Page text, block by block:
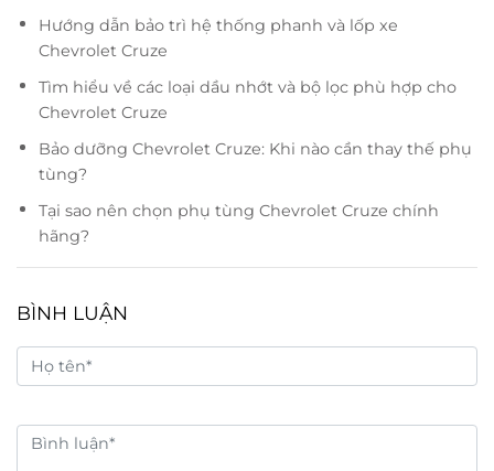
Hướng dẫn bảo trì hệ thống phanh và lốp xe
Chevrolet Cruze
Tìm hiểu về các loại dầu nhớt và bộ lọc phù hợp cho
Chevrolet Cruze
Bảo dưỡng Chevrolet Cruze: Khi nào cần thay thế phụ
tùng?
Tại sao nên chọn phụ tùng Chevrolet Cruze chính
hãng?
BÌNH LUẬN